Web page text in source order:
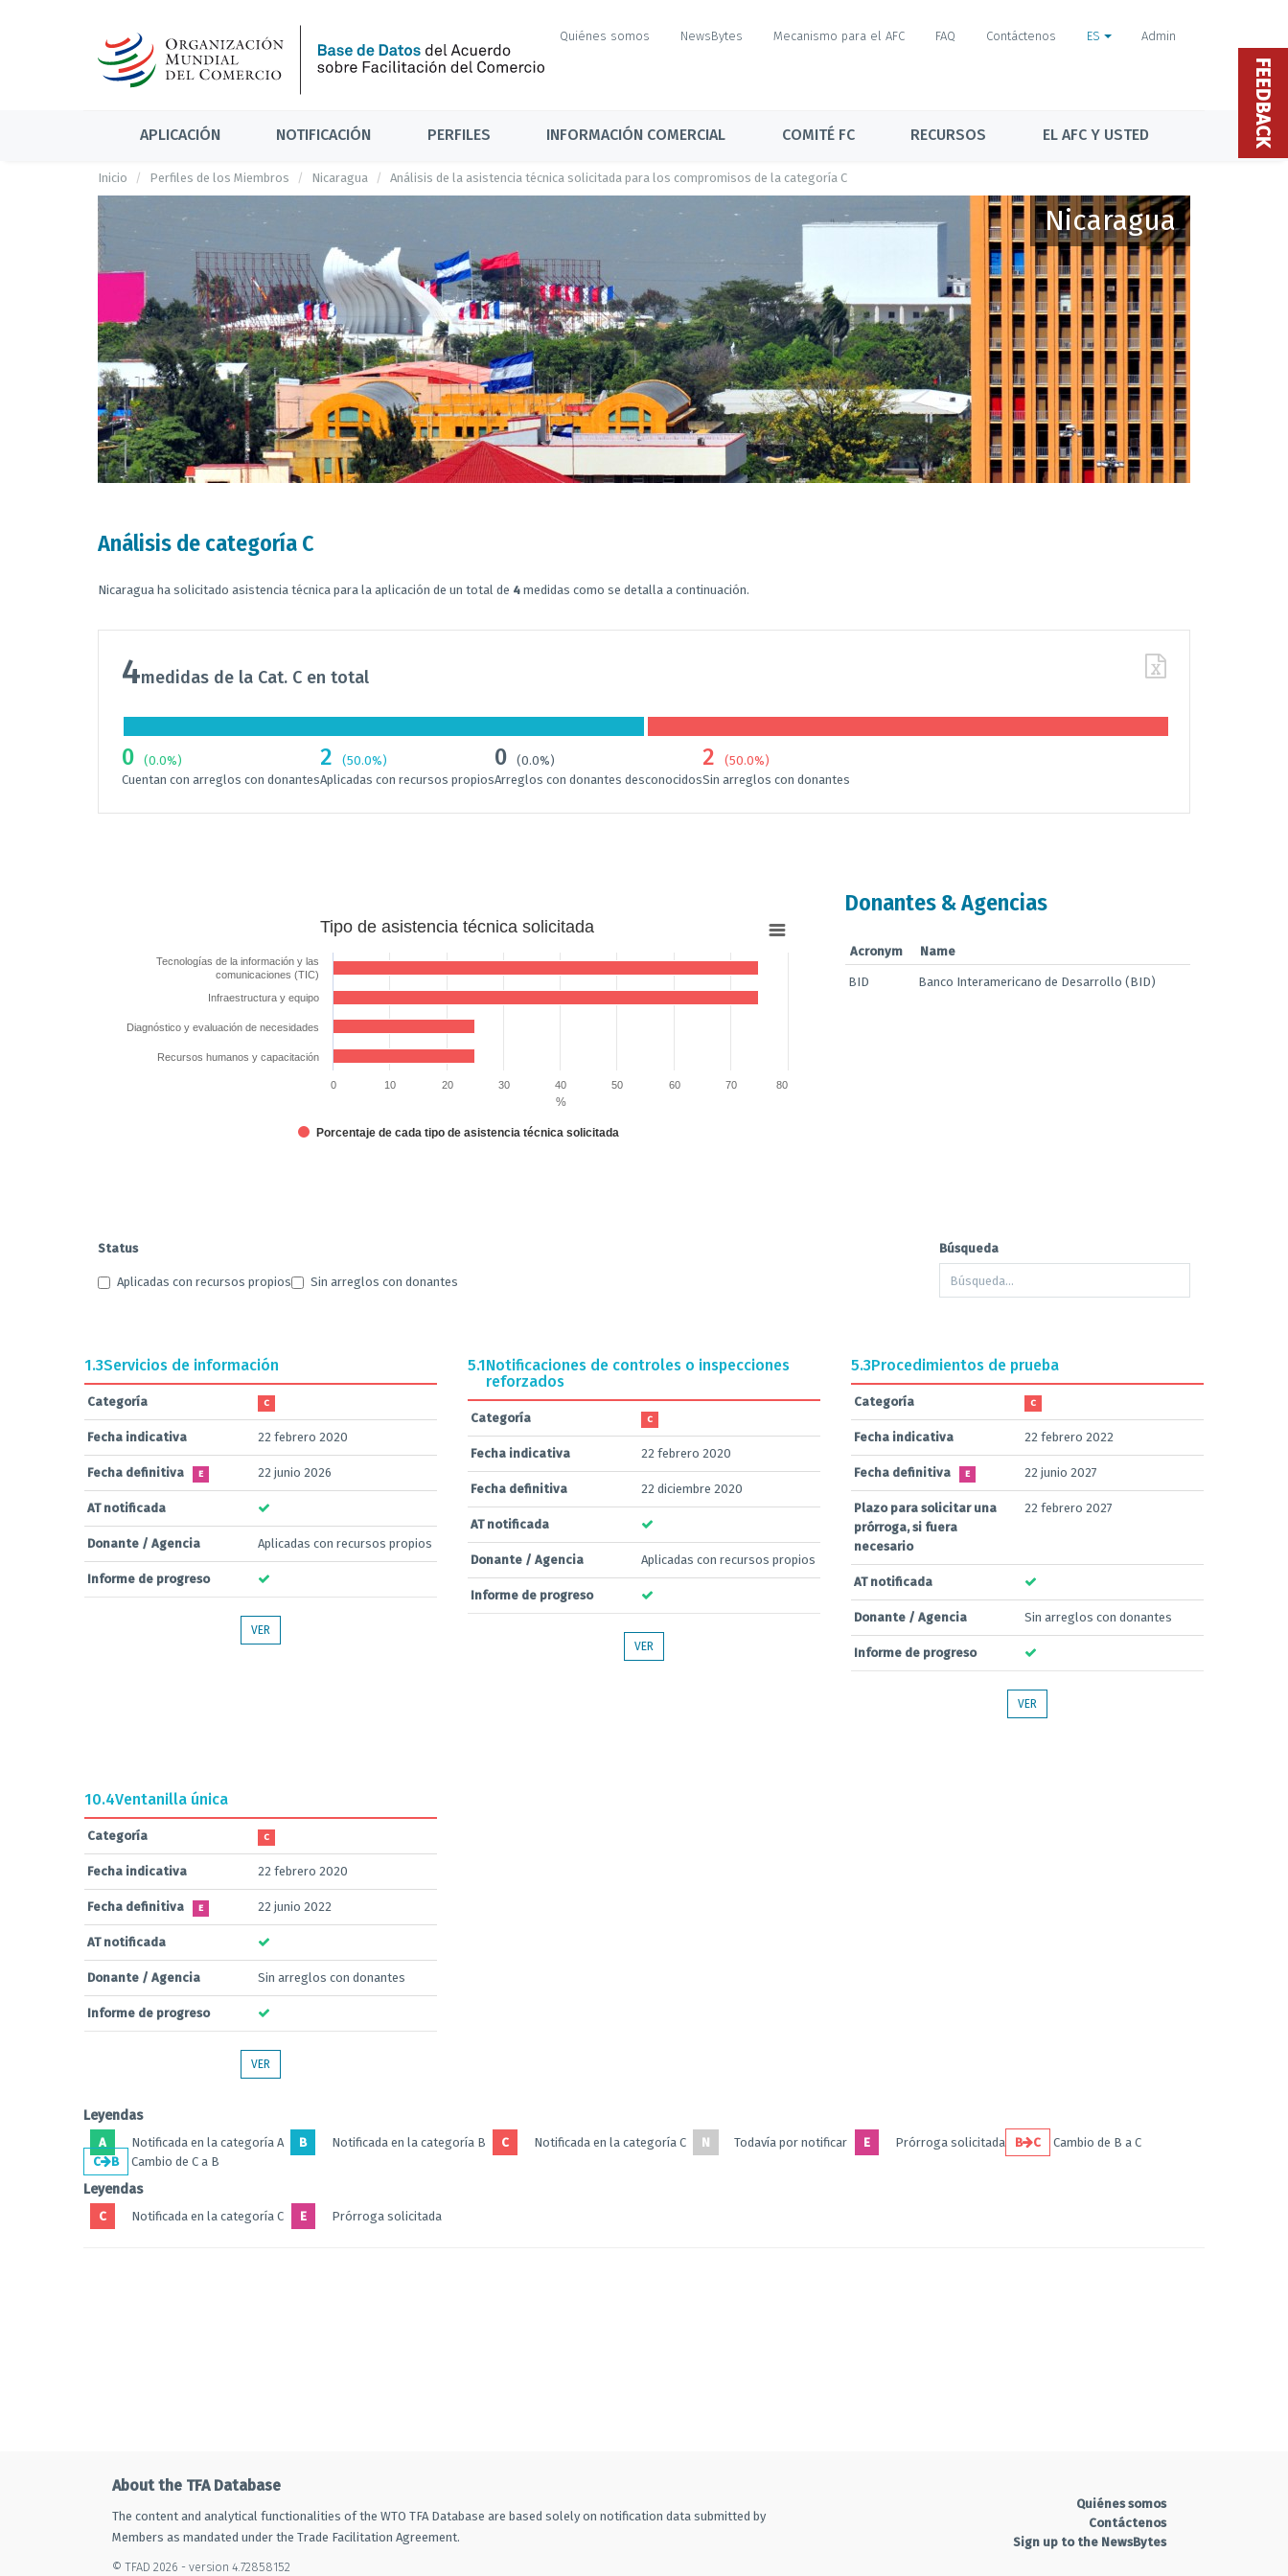
Quiénes somos NewsBytes Mecanismo para el AFC FAQ Contáctenos ES Admin
APLICACIÓN NOTIFICACIÓN PERFILES INFORMACIÓN COMERCIAL COMITÉ FC RECURSOS EL AFC Y USTED
Inicio Perfiles de los Miembros Nicaragua Análisis de la asistencia técnica solicitada para los compromisos de la categoría C
Nicaragua
Análisis de categoría C
Nicaragua ha solicitado asistencia técnica para la aplicación de un total de 4 medidas como se detalla a continuación.
4medidas de la Cat. C en total
0
(0.0%)
Cuentan con arreglos con donantes
2
(50.0%)
Aplicadas con recursos propios
0
(0.0%)
Arreglos con donantes desconocidos
2
(50.0%)
Sin arreglos con donantes
asistencia
Bar chart with 4 bars.
The chart has 1 X axis displaying categories.
The chart has 1 Y axis displaying %. Data ranges from 25 to 75.
%
Tipo de asistencia técnica solicitada
Porcentaje de cada tipo de asistencia técnica solicitada
Tecnologías de la información y las
comunicaciones (TIC)
Infraestructura y equipo
Diagnóstico y evaluación de necesidades
Recursos humanos y capacitación
0 10 20 30 40 50 60 70 80
Donantes & Agencias
Acronym Name
BID Banco Interamericano de Desarrollo (BID)
Status
Aplicadas con recursos propios Sin arreglos con donantes
Búsqueda
1.3Servicios de información
Categoría C
Fecha indicativa 22 febrero 2020
Fecha definitiva E 22 junio 2026
AT notificada
Donante / Agencia Aplicadas con recursos propios
Informe de progreso
VER
5.1Notificaciones de controles o inspecciones
reforzados
Categoría C
Fecha indicativa 22 febrero 2020
Fecha definitiva 22 diciembre 2020
AT notificada
Donante / Agencia Aplicadas con recursos propios
Informe de progreso
VER
5.3Procedimientos de prueba
Categoría C
Fecha indicativa 22 febrero 2022
Fecha definitiva E 22 junio 2027
Plazo para solicitar una
prórroga, si fuera
necesario
22 febrero 2027
AT notificada
Donante / Agencia Sin arreglos con donantes
Informe de progreso
VER
10.4Ventanilla única
Categoría C
Fecha indicativa 22 febrero 2020
Fecha definitiva E 22 junio 2022
AT notificada
Donante / Agencia Sin arreglos con donantes
Informe de progreso
VER
Leyendas
A Notificada en la categoría A B Notificada en la categoría B C Notificada en la categoría C N Todavía por notificar E Prórroga solicitada B C
Cambio de B a C
C
B Cambio de C a B
Leyendas
C Notificada en la categoría C E Prórroga solicitada
About the TFA Database
The content and analytical functionalities of the WTO TFA Database are based solely on notification data submitted by
Members as mandated under the Trade Facilitation Agreement.
© TFAD 2026 - version 4.72858152
Quiénes somos
Contáctenos
Sign up to the NewsBytes
FEEDBACK